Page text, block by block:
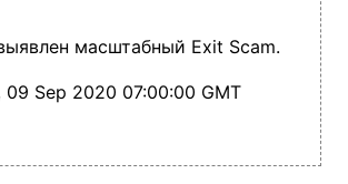
масштабный Exit Scam.
09 Sep 2020 07:00:00 GMT